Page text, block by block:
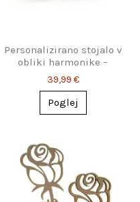
Personalizirano stojalo v
obliki harmonike –
popolno darilo za
harmonikarja
39,99 €
Poglej